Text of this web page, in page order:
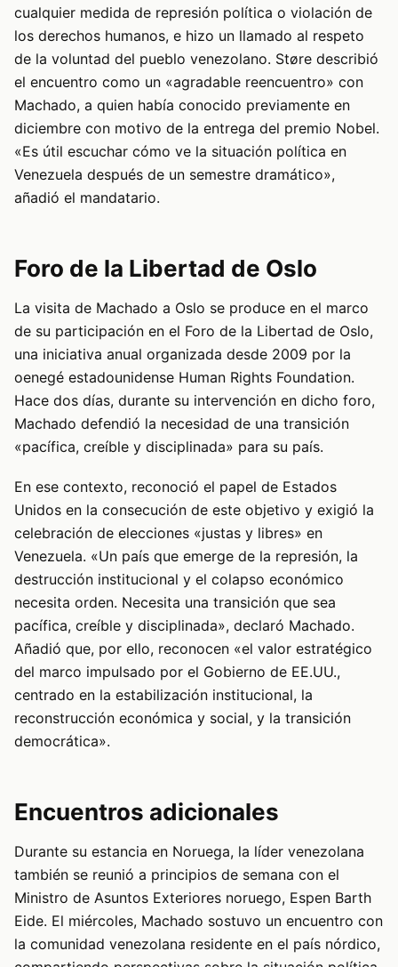
cualquier medida de represión política o violación de
los derechos humanos, e hizo un llamado al respeto
de la voluntad del pueblo venezolano. Støre describió
el encuentro como un «agradable reencuentro» con
Machado, a quien había conocido previamente en
diciembre con motivo de la entrega del premio Nobel.
«Es útil escuchar cómo ve la situación política en
Venezuela después de un semestre dramático»,
añadió el mandatario.
Foro de la Libertad de Oslo
La visita de Machado a Oslo se produce en el marco
de su participación en el Foro de la Libertad de Oslo,
una iniciativa anual organizada desde 2009 por la
oenegé estadounidense Human Rights Foundation.
Hace dos días, durante su intervención en dicho foro,
Machado defendió la necesidad de una transición
«pacífica, creíble y disciplinada» para su país.
En ese contexto, reconoció el papel de Estados
Unidos en la consecución de este objetivo y exigió la
celebración de elecciones «justas y libres» en
Venezuela. «Un país que emerge de la represión, la
destrucción institucional y el colapso económico
necesita orden. Necesita una transición que sea
pacífica, creíble y disciplinada», declaró Machado.
Añadió que, por ello, reconocen «el valor estratégico
del marco impulsado por el Gobierno de EE.UU.,
centrado en la estabilización institucional, la
reconstrucción económica y social, y la transición
democrática».
Encuentros adicionales
Durante su estancia en Noruega, la líder venezolana
también se reunió a principios de semana con el
Ministro de Asuntos Exteriores noruego, Espen Barth
Eide. El miércoles, Machado sostuvo un encuentro con
la comunidad venezolana residente en el país nórdico,